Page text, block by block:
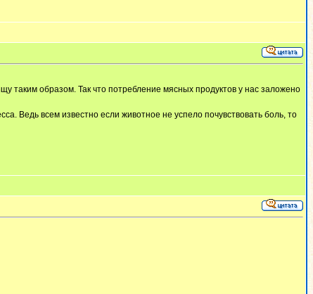
таким образом. Так что потребление мясных продуктов у нас заложено
Ведь всем известно если животное не успело почувствовать боль, то